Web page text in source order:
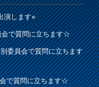
演します⭐︎
で質問に立ちます☆
委員会で質問に立ちます
で質問に立ちます☆